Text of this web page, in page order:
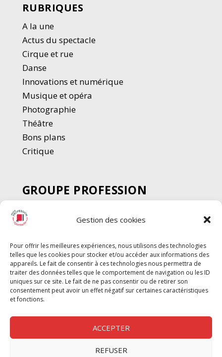
Gestion des cookies
Pour offrir les meilleures expériences, nous utilisons des technologies
telles que les cookies pour stocker et/ou accéder aux informations des
appareils. Le fait de consentir à ces technologies nous permettra de
traiter des données telles que le comportement de navigation ou les ID
uniques sur ce site. Le fait de ne pas consentir ou de retirer son
consentement peut avoir un effet négatif sur certaines caractéristiques
et fonctions.
ACCEPTER
REFUSER
RUBRIQUES
A la une
Actus du spectacle
Cirque et rue
Danse
Innovations et numérique
Musique et opéra
Photographie
Théâtre
Bons plans
Critique
GROUPE PROFESSION
SPECTACLE
Chèque Intermittents
Chèque Compta
Chèque Emploi Spectacle
G-Pods
Profession Audio-visuel